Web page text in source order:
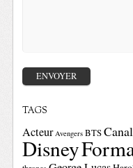
TAGS
Acteur Avengers BTS
Disney